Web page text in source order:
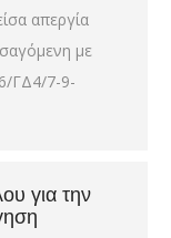
απεργία
με
ΓΔ4/7-9-
για την